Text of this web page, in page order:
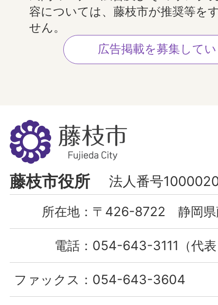
容については、藤枝市が推奨等を
せん。
広告掲載を募集して
藤
枝
市
Fujieda
City
藤枝市役所 法人番号
所在地： 〒426-8722 静岡県
電話： 054-643-3111（代
ファックス： 054-643-3604